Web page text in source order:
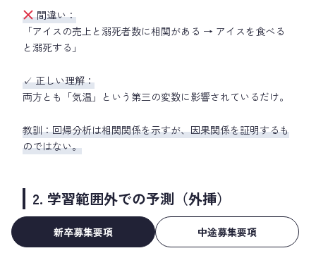
新卒募集要項 中途募集要項
間違い：
「アイスの売上と溺死者数に相関がある → アイスを食べる
と溺死する」
✓ 正しい理解：
両方とも「気温」という第三の変数に影響されているだけ。
教訓：回帰分析は相関関係を示すが、因果関係を証明するも
のではない。
2. 学習範囲外での予測（外挿）
間違い：
「学習データが広告費10〜100万円の範囲なのに、200万円の